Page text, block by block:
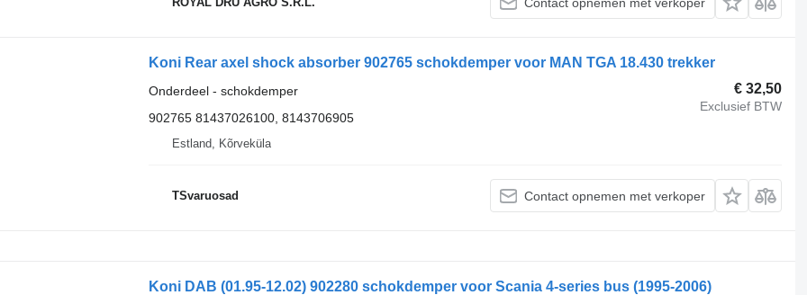
Koni Rear axel shock absorber 902765 schokdemper voor MAN TGA 18.430 trekker
€ 32,50
Exclusief BTW
Onderdeel - schokdemper
902765 81437026100, 8143706905
Estland, Kõrveküla
TSvaruosad Contact opnemen met verkoper
Koni DAB (01.95-12.02) 902280 schokdemper voor Scania 4-series bus (1995-2006)